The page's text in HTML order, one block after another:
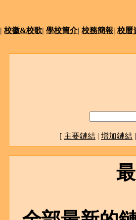
| 校徽&校歌| 學校簡介| 校務簡報| 校曆
[ 主要鏈結 | 增加鏈結